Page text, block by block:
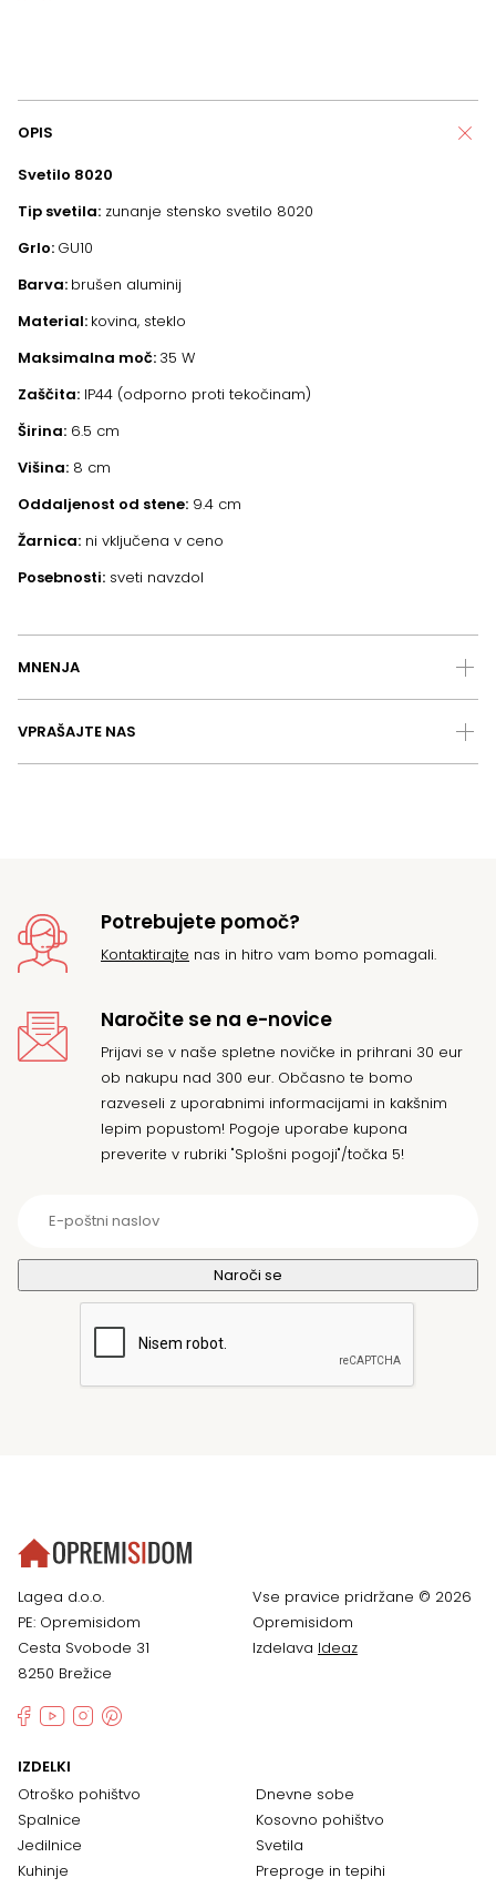
OPIS
Svetilo 8020
Tip svetila: zunanje stensko svetilo 8020
Grlo: GU10
Barva: brušen aluminij
Material: kovina, steklo
Maksimalna moč: 35 W
Zaščita: IP44 (odporno proti tekočinam)
Širina: 6.5 cm
Višina: 8 cm
Oddaljenost od stene: 9.4 cm
Žarnica: ni vključena v ceno
Posebnosti: sveti navzdol
MNENJA
VPRAŠAJTE NAS
Potrebujete pomoč?
Kontaktirajte nas in hitro vam bomo pomagali.
Naročite se na e-novice
Prijavi se v naše spletne novičke in prihrani 30 eur
ob nakupu nad 300 eur. Občasno te bomo
razveseli z uporabnimi informacijami in kakšnim
lepim popustom! Pogoje uporabe kupona
preverite v rubriki "Splošni pogoji"/točka 5!
Lagea d.o.o.
PE: Opremisidom
Cesta Svobode 31
8250 Brežice
Vse pravice pridržane © 2026
Opremisidom
Izdelava Ideaz
IZDELKI
Otroško pohištvo
Spalnice
Jedilnice
Kuhinje
Dnevne sobe
Kosovno pohištvo
Svetila
Preproge in tepihi